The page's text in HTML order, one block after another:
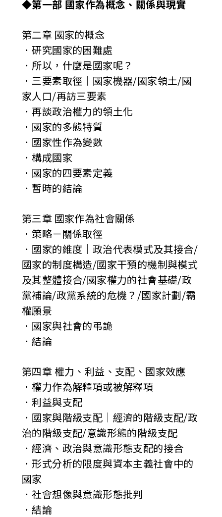
◆第一部 國家作為概念、關係與現實
第二章 國家的概念
．研究國家的困難處
．所以，什麼是國家呢？
．三要素取徑│國家機器/國家領土/國
家人口/再訪三要素
．再談政治權力的領土化
．國家的多態特質
．國家性作為變數
．構成國家
．國家的四要素定義
．暫時的結論
第三章 國家作為社會關係
．策略－關係取徑
．國家的維度│政治代表模式及其接合/
國家的制度構造/國家干預的機制與模式
及其整體接合/國家權力的社會基礎/政
黨補論/政黨系統的危機？/國家計劃/霸
權願景
．國家與社會的弔詭
．結論
第四章 權力、利益、支配、國家效應
．權力作為解釋項或被解釋項
．利益與支配
．國家與階級支配│經濟的階級支配/政
治的階級支配/意識形態的階級支配
．經濟、政治與意識形態支配的接合
．形式分析的限度與資本主義社會中的
國家
．社會想像與意識形態批判
．結論